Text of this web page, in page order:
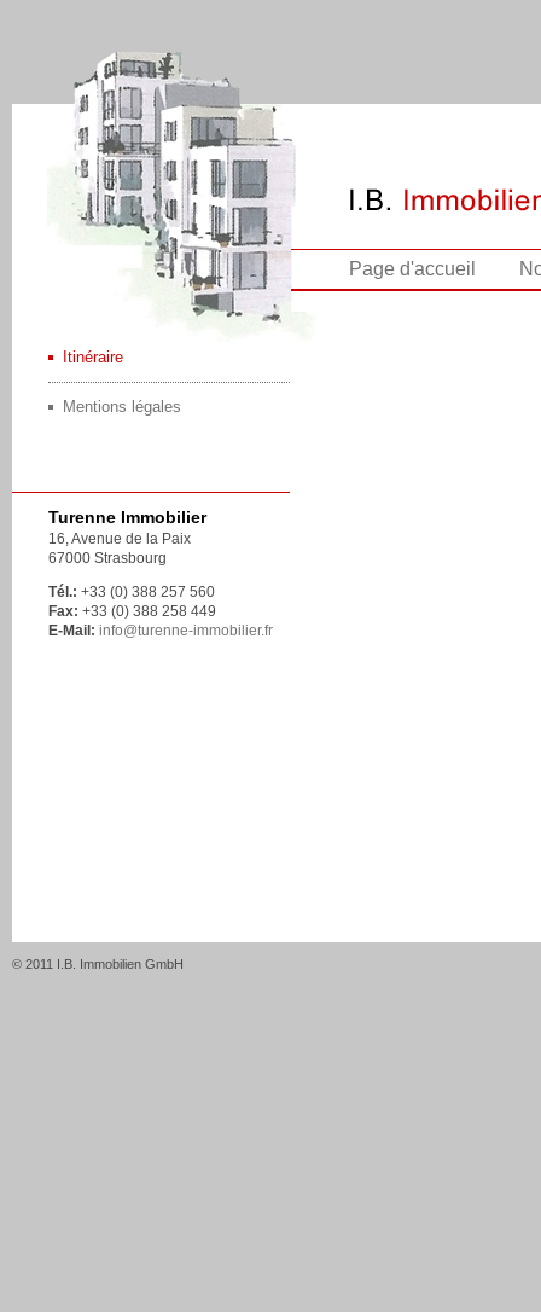
Page d'accueil
Itinéraire
Mentions légales
Turenne Immobilier
16, Avenue de la Paix
67000 Strasbourg
Tél.: +33 (0) 388 257 560
Fax: +33 (0) 388 258 449
E-Mail: info@turenne-immobilier.fr
© 2011 I.B. Immobilien GmbH